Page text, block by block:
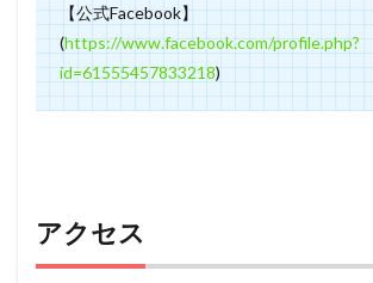
【公式Facebook】
(https://www.facebook.com/profile.php?
id=61555457833218)
アクセス